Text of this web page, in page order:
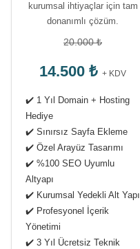
kurumsal ihtiyaçlar için tam
donanımlı çözüm.
20.000 ₺
14.500 ₺ + KDV
✔️ 1 Yıl Domain + Hosting
Hediye
✔️ Sınırsız Sayfa Ekleme
✔️ Özel Arayüz Tasarımı
✔️ %100 SEO Uyumlu
Altyapı
✔️ Kurumsal Yedekli Alt Yapı
✔️ Profesyonel İçerik
Yönetimi
✔️ 3 Yıl Ücretsiz Teknik